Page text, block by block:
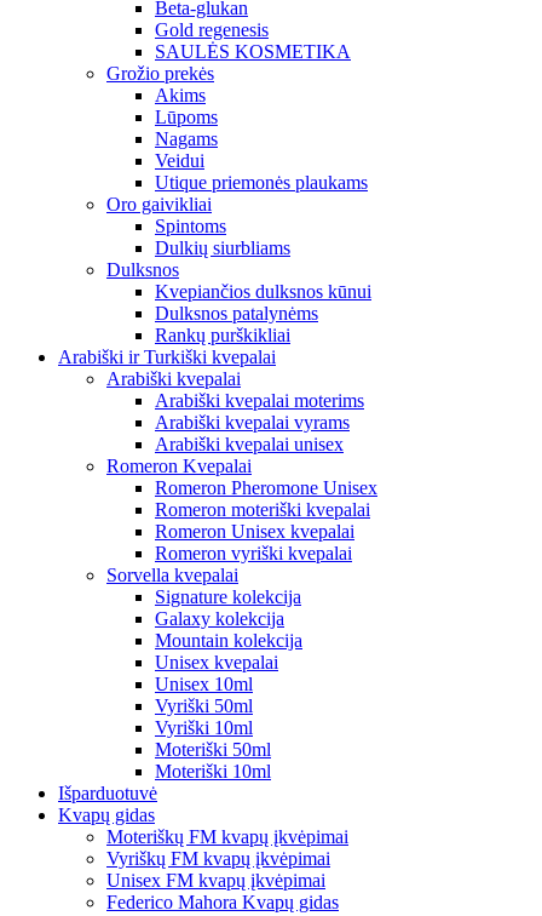
Beta-glukan
Gold regenesis
SAULĖS KOSMETIKA
Grožio prekės
Akims
Lūpoms
Nagams
Veidui
Utique priemonės plaukams
Oro gaivikliai
Spintoms
Dulkių siurbliams
Dulksnos
Kvepiančios dulksnos kūnui
Dulksnos patalynėms
Rankų purškikliai
Arabiški ir Turkiški kvepalai
Arabiški kvepalai
Arabiški kvepalai moterims
Arabiški kvepalai vyrams
Arabiški kvepalai unisex
Romeron Kvepalai
Romeron Pheromone Unisex
Romeron moteriški kvepalai
Romeron Unisex kvepalai
Romeron vyriški kvepalai
Sorvella kvepalai
Signature kolekcija
Galaxy kolekcija
Mountain kolekcija
Unisex kvepalai
Unisex 10ml
Vyriški 50ml
Vyriški 10ml
Moteriški 50ml
Moteriški 10ml
Išparduotuvė
Kvapų gidas
Moteriškų FM kvapų įkvėpimai
Vyriškų FM kvapų įkvėpimai
Unisex FM kvapų įkvėpimai
Federico Mahora Kvapų gidas